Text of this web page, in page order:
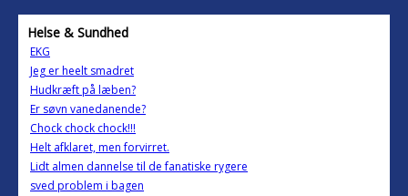
Helse & Sundhed
EKG
Jeg er heelt smadret
Hudkræft på læben?
Er søvn vanedanende?
Chock chock chock!!!
Helt afklaret, men forvirret.
Lidt almen dannelse til de fanatiske rygere
sved problem i bagen